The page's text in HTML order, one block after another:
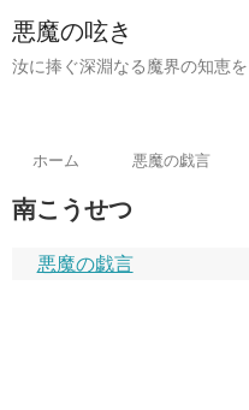
悪魔の呟き
汝に捧ぐ深淵なる魔界の知恵を
ホーム 悪魔の戯言
南こうせつ
悪魔の戯言